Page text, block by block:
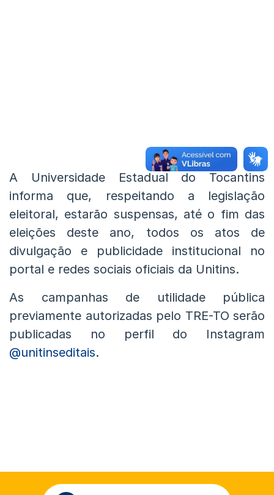
A Universidade Estadual do Tocantins
informa que, respeitando a legislação
eleitoral, estarão suspensas, até o fim das
eleições deste ano, todos os atos de
divulgação e publicidade institucional no
portal e redes sociais oficiais da Unitins.
As campanhas de utilidade pública
previamente autorizadas pelo TRE-TO serão
publicadas no perfil do Instagram
@unitinseditais.